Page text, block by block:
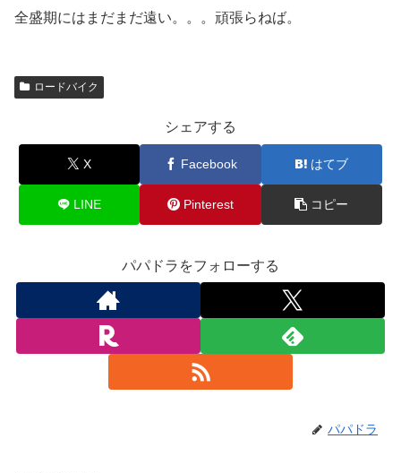
全盛期にはまだまだ遠い。。。頑張らねば。
ロードバイク
シェアする
X Facebook はてブ
LINE Pinterest コピー
パパドラをフォローする
パパドラ